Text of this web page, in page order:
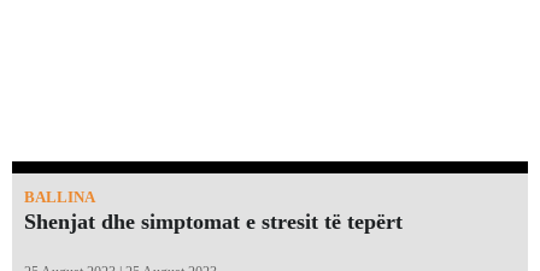
BALLINA
Shenjat dhe simptomat e stresit të tepërt